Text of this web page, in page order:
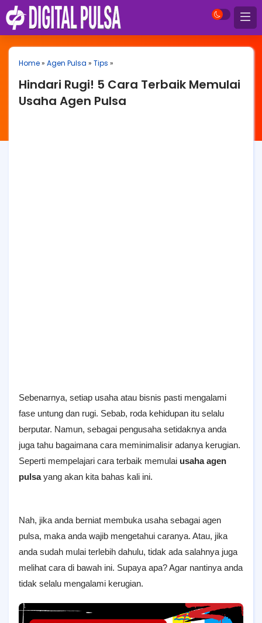
Home» Agen Pulsa » Tips »
Hindari Rugi! 5 Cara Terbaik Memulai
Usaha Agen Pulsa
Sebenarnya, setiap usaha atau bisnis pasti mengalami
fase untung dan rugi. Sebab, roda kehidupan itu selalu
berputar. Namun, sebagai pengusaha setidaknya anda
juga tahu bagaimana cara meminimalisir adanya kerugian.
Seperti mempelajari cara terbaik memulai usaha agen
pulsayang akan kita bahas kali ini.
Nah, jika anda berniat membuka usaha sebagai agen
pulsa, maka anda wajib mengetahui caranya. Atau, jika
anda sudah mulai terlebih dahulu, tidak ada salahnya juga
melihat cara di bawah ini. Supaya apa? Agar nantinya anda
tidak selalu mengalami kerugian.